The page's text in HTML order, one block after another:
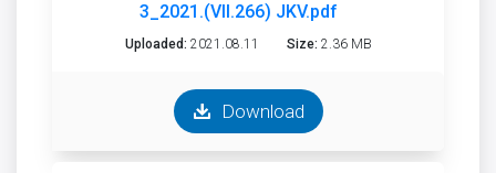
3_2021.(VII.266) JKV.pdf
Uploaded: 2021.08.11 Size: 2.36 MB
Download